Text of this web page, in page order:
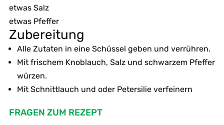
etwas Salz
etwas Pfeffer
Zubereitung
Alle Zutaten in eine Schüssel geben und verrühren.
Mit frischem Knoblauch, Salz und schwarzem Pfeffer
würzen.
Mit Schnittlauch und oder Petersilie verfeinern
FRAGEN ZUM REZEPT